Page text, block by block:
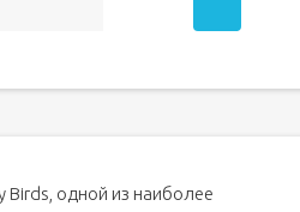
Birds, одной из наиболее